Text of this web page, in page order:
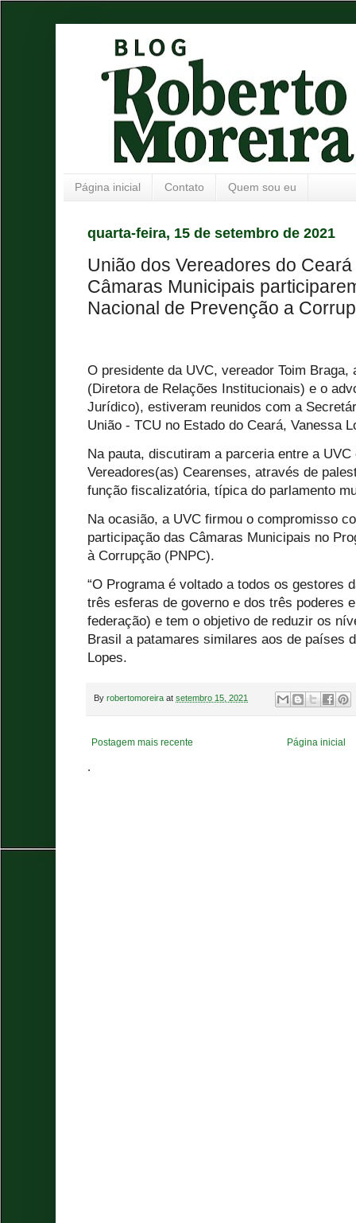
Página inicial Contato Quem sou eu
quarta-feira, 15 de setembro de 2021
União dos Vereadores do
Câmaras Municipais
Nacional de Prevenção a
O presidente da UVC, vereador Toim Braga,
(Diretora de Relações Institucionais) e o
Jurídico), estiveram reunidos com a
União - TCU no Estado do Ceará, Vanessa
Na pauta, discutiram a parceria entre a
Vereadores(as) Cearenses, através de
função fiscalizatória, típica do parlamento
Na ocasião, a UVC firmou o compromisso
participação das Câmaras Municipais no
à Corrupção (PNPC).
“O Programa é voltado a todos os gestores
três esferas de governo e dos três poderes
federação) e tem o objetivo de reduzir os
Brasil a patamares similares aos de países
Lopes.
By robertomoreira at setembro 15, 2021
Postagem mais recente Página inicial
.